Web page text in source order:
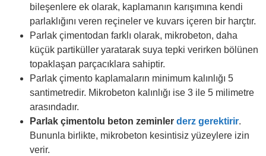
bileşenlere ek olarak, kaplamanın karışımına kendi
parlaklığını veren reçineler ve kuvars içeren bir harçtır.
Parlak çimentodan farklı olarak, mikrobeton, daha
küçük partiküller yaratarak suya tepki verirken bölünen
topaklaşan parçacıklara sahiptir.
Parlak çimento kaplamaların minimum kalınlığı 5
santimetredir. Mikrobeton kalınlığı ise 3 ile 5 milimetre
arasındadır.
Parlak çimentolu beton zeminler derz gerektirir.
Bununla birlikte, mikrobeton kesintisiz yüzeylere izin
verir.